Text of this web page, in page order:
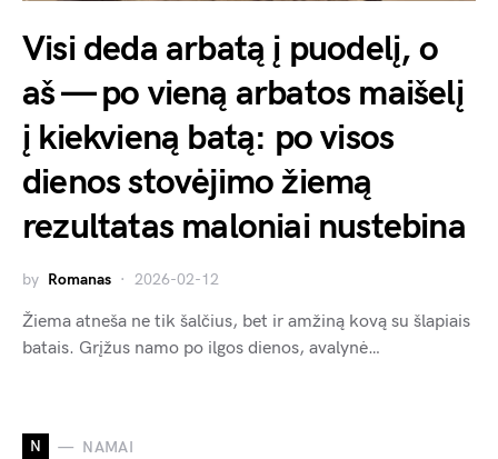
Visi deda arbatą į puodelį, o
aš — po vieną arbatos maišelį
į kiekvieną batą: po visos
dienos stovėjimo žiemą
rezultatas maloniai nustebina
by Romanas 2026-02-12
Žiema atneša ne tik šalčius, bet ir amžiną kovą su šlapiais
batais. Grįžus namo po ilgos dienos, avalynė…
N NAMAI